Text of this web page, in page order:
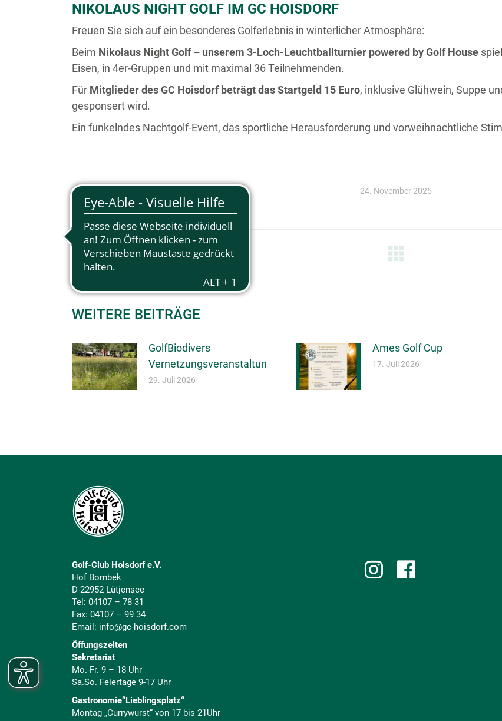
NIKOLAUS NIGHT GOLF IM GC HOISDORF
Freuen Sie sich auf ein besonderes Golferlebnis in winterlicher Atmosphäre:
Beim Nikolaus Night Golf – unserem 3-Loch-Leuchtballturnier powered by Golf House
Eisen, in 4er-Gruppen und mit maximal 36 Teilnehmenden.
Für Mitglieder des GC Hoisdorf beträgt das Startgeld 15 Euro, inklusive Glühwein, Suppe
gesponsert wird.
Ein funkelndes Nachtgolf-Event, das sportliche Herausforderung und vorweihnachtliche
24. November 2025
KOMMENTARNAVIGATION
WEITERE BEITRÄGE
GolfBiodivers
Vernetzungsveranstaltung
29. Juli 2026
Ames Golf Cup
17. Juli 2026
Golf-Club Hoisdorf e.V.
Hof Bornbek
D-22952 Lütjensee
Tel: 04107 – 78 31
Fax: 04107 – 99 34
Email: info@gc-hoisdorf.com
Öffungszeiten
Sekretariat
Mo.-Fr. 9 – 18 Uhr
Sa.So. Feiertage 9-17 Uhr
Gastronomie“Lieblingsplatz“
Montag „Currywurst“ von 17 bis 21Uhr